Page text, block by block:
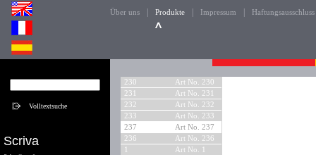
Über uns Produkte Impressum Haftungsausschluss
Scriva
230
Art No. 230
231
Art No. 231
232
Art No. 232
233
Art No. 233
237
Art No. 237
236
Art No. 236
1
Art No. 1